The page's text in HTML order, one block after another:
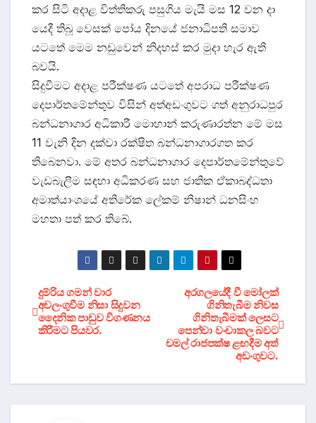
කර සිටි අදාළ විත්තිකරු පසුගිය මැයි මස 12 වන දා
යෙදී තිබූ වෙසක් පෝය දිනයේ ජනාධිපති සමාව
යටතේ මෙම නඩුවෙන් නිදහස් කර මුදා හැර ඇති
බවයි.
සිදුවීමට අදාළ පරීක්ෂණ යටතේ අපරාධ පරීක්ෂණ
දෙපාර්තමේන්තුව විසින් අත්අඩංගුවට ගත් අනුරාධපුර
බන්ධනාගාර අධිකාරී මොහාන් කරුණාරත්න මේ මස
11 වැනි දින දක්වා රක්ෂිත බන්ධනාගාරගත කර
තිබෙනවා. මේ අතර බන්ධනාගාර දෙපාර්තමේන්තුවේ
වැඩබැලීම සඳහා අධිකරණ සහ ජාතික ඒකාබද්ධතා
අමාත්යාංශයේ අතිරේක ලේකම් නිෂාන් ධනසිංහ
මහතා පත් කර තිබේ.
Post
navigation
අරගලයේදී වී මෝලක්
ගිනිතැබීම නිවස
ගිනිතැබීමක් ලෙසට
පෙන්වා වංචාකල බවට
චමල් රාජපක්ෂ ළඟදීම අත්
අඩංගුවට.
දුම්රිය ගමන් වාර
අවලංගුවීම නිසා සිදුවන
දෛනික පාඩුව විගණනය
කිරීමට පියවර.